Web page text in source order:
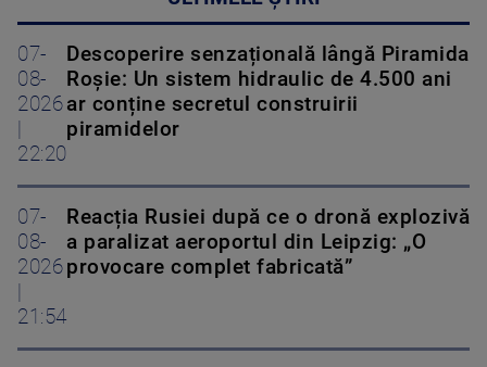
07-
08-
2026
22:20
Descoperire senzațională lângă Piramida
Roșie: Un sistem hidraulic de 4.500 ani
ar conține secretul construirii
piramidelor
07-
08-
2026
21:54
Reacția Rusiei după ce o dronă explozivă
a paralizat aeroportul din Leipzig: „O
provocare complet fabricată”